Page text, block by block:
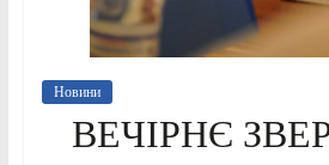
Новини
ВЕЧІРНЄ